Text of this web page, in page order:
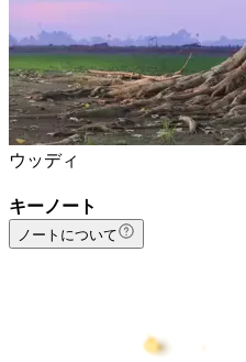
ウッディ
キーノート
ノートについて